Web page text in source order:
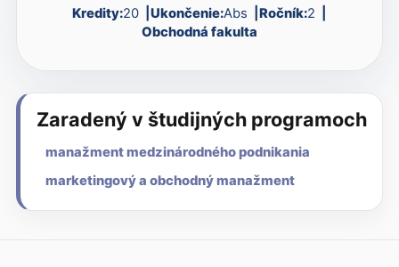
Kredity:20 Ukončenie:Abs Ročník:2
Obchodná fakulta
Zaradený v študijných programoch
manažment medzinárodného podnikania
marketingový a obchodný manažment